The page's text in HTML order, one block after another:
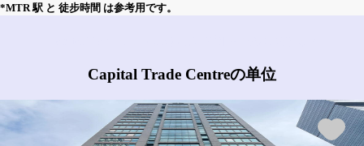
*MTR 駅 と 徒步時間 は参考用です。
Capital Trade Centreの单位